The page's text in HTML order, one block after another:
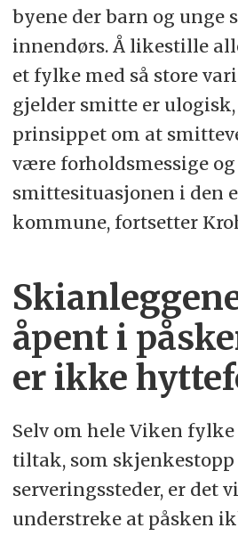
byene der barn og unge
innendørs. Å likestille
et fylke med så store
gjelder smitte er
prinsippet om at
være forholdsmessige
smittesituasjonen i den
kommune, fortsetter
åpent i
er ikke
Selv om hele Viken
tiltak, som skjenkestopp
serveringssteder, er det
understreke at påsken